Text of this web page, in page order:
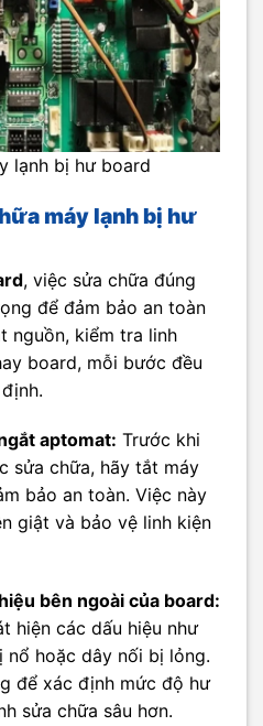
lạnh bị hư board
máy lạnh bị hư
, việc sửa chữa đúng
để đảm bảo an toàn
nguồn, kiểm tra linh
board, mỗi bước đều
aptomat: Trước khi
sửa chữa, hãy tắt máy
bảo an toàn. Việc này
giật và bảo vệ linh kiện
bên ngoài của board:
hiện các dấu hiệu như
nổ hoặc dây nối bị lỏng.
để xác định mức độ hư
sửa chữa sâu hơn.